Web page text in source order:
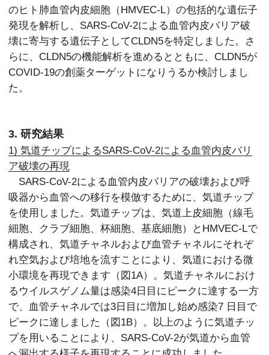
のヒト肺血管内皮細胞（HMVEC-L）の包括的な遺伝子
発現を解析し、SARS-CoV-2による血管内皮バリア破
壊に寄与する遺伝子としてCLDN5を特定しました。さ
らに、CLDN5の機能解析を進めるとともに、CLDN5が
COVID-19の創薬ターゲットになりうるか検討しまし
た。
3. 研究結果
1) 気道チップによるSARS-CoV-2による血管内皮バリ
ア破壊の再現
SARS-CoV-2による血管内皮バリアの破壊および呼
吸器から血管への移行を模倣するために、気道チップ
を使用しました。気道チップは、気道上皮細胞（線毛
細胞、クラブ細胞、杯細胞、基底細胞）とHMVEC-Lで
構成され、気道チャネルおよび血管チャネルにそれぞ
れ空気および培地を流すことにより、気道における微
小環境を再現できます（図1A）。気道チャネルにおけ
るウイルスゲノム量は感染4日目にピークに達する一方
で、血管チャネルでは3日目に増加し始め感染7 日目で
ピークに達しました（図1B）。以上のように気道チッ
プを用いることにより、SARS-CoV-2が気道から血管